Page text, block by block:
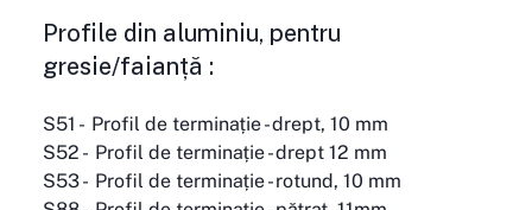
Profile din aluminiu, pentru
gresie/faianță :
S51 -  Profil de terminație - drept, 10 mm
S52 -  Profil de terminație - drept 12 mm
S53 -  Profil de terminație - rotund, 10 mm